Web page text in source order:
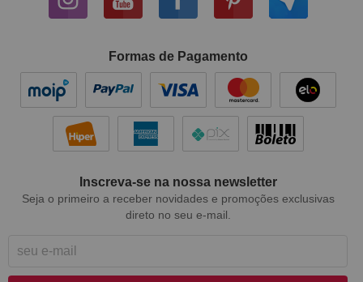
Formas de Pagamento
Inscreva-se na nossa newsletter
Seja o primeiro a receber novidades e promoções exclusivas
direto no seu e-mail.